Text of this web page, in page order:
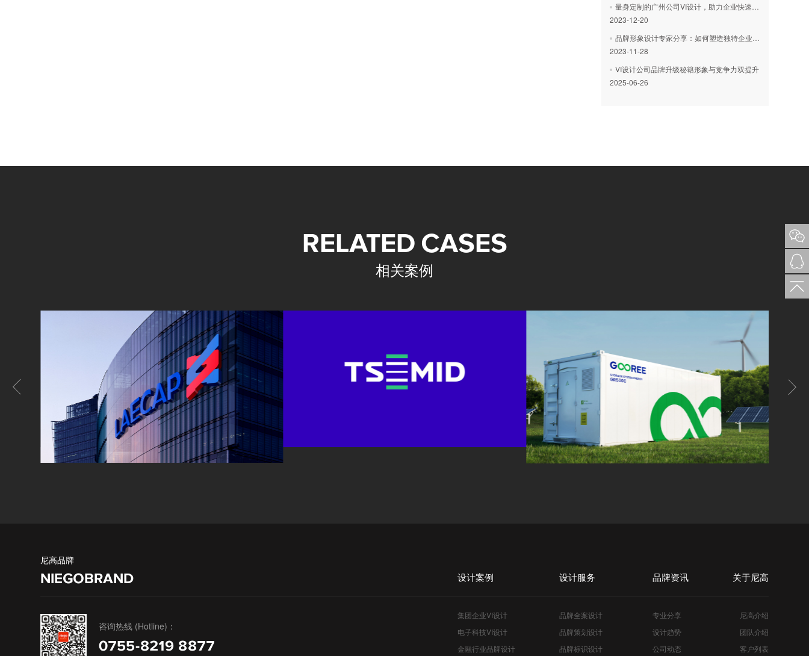
量身定制的广州公司VI设计，助力企业快速发展
2023-12-20
品牌形象设计专家分享：如何塑造独特企业形象
2023-11-28
VI设计公司品牌升级秘籍形象与竞争力双提升
2025-06-26
RELATED CASES
相关案例
尼高品牌
NIEGOBRAND
咨询热线 (Hotline)：
0755-8219 8877
设计案例
集团企业VI设计
电子科技VI设计
金融行业品牌设计
设计服务
品牌全案设计
品牌策划设计
品牌标识设计
品牌资讯
专业分享
设计趋势
公司动态
关于尼高
尼高介绍
团队介绍
客户列表